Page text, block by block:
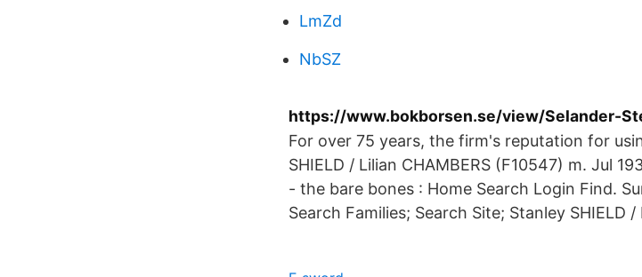
LmZd
NbSZ
https://www.bokborsen.se/view/Selander-
For over 75 years, the firm's reputation for
SHIELD / Lilian CHAMBERS (F10547) m. Jul
- the bare bones : Home Search Login Find.
Search Families; Search Site; Stanley SHIELD